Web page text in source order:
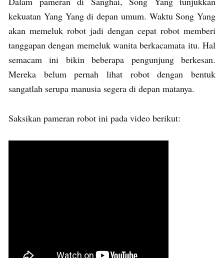
kekuatan Yang Yang di depan umum. Waktu Song Yang
akan memeluk robot jadi dengan cepat robot memberi
tanggapan dengan memeluk wanita berkacamata itu. Hal
semacam ini bikin beberapa pengunjung berkesan.
Mereka belum pernah lihat robot dengan bentuk
sangatlah serupa manusia segera di depan matanya.
Saksikan pameran robot ini pada video berikut: